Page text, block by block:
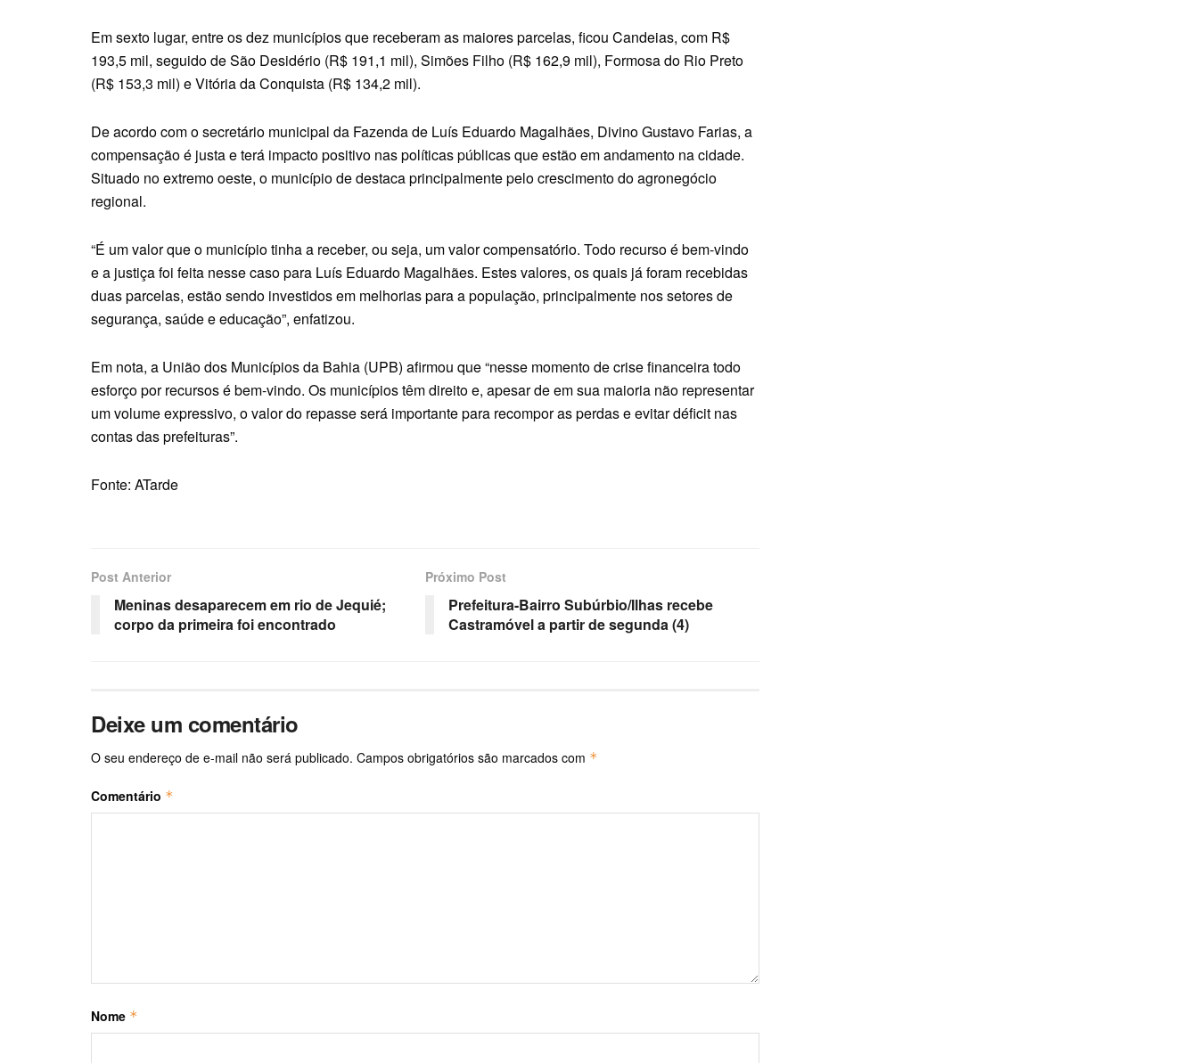
Em sexto lugar, entre os dez municípios que receberam as maiores parcelas, ficou Candeias, com R$
193,5 mil, seguido de São Desidério (R$ 191,1 mil), Simões Filho (R$ 162,9 mil), Formosa do Rio Preto
(R$ 153,3 mil) e Vitória da Conquista (R$ 134,2 mil).
De acordo com o secretário municipal da Fazenda de Luís Eduardo Magalhães, Divino Gustavo Farias, a
compensação é justa e terá impacto positivo nas políticas públicas que estão em andamento na cidade.
Situado no extremo oeste, o município de destaca principalmente pelo crescimento do agronegócio
regional.
“É um valor que o município tinha a receber, ou seja, um valor compensatório. Todo recurso é bem-vindo
e a justiça foi feita nesse caso para Luís Eduardo Magalhães. Estes valores, os quais já foram recebidas
duas parcelas, estão sendo investidos em melhorias para a população, principalmente nos setores de
segurança, saúde e educação”, enfatizou.
Em nota, a União dos Municípios da Bahia (UPB) afirmou que “nesse momento de crise financeira todo
esforço por recursos é bem-vindo. Os municípios têm direito e, apesar de em sua maioria não representar
um volume expressivo, o valor do repasse será importante para recompor as perdas e evitar déficit nas
contas das prefeituras”.
Fonte: ATarde
Post Anterior
Meninas desaparecem em rio de Jequié;
corpo da primeira foi encontrado
Próximo Post
Prefeitura-Bairro Subúrbio/Ilhas recebe
Castramóvel a partir de segunda (4)
Deixe um comentário
O seu endereço de e-mail não será publicado. Campos obrigatórios são marcados com *
Comentário *
Nome *